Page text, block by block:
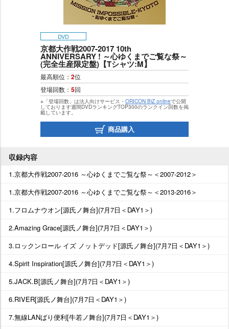
DVD
京都大作戦2007-2017 10th
ANNIVERSARY ! ～心ゆくまでご覧な祭～
(完全生産限定盤)【Tシャツ:M】
最高順位： 2位
登場回数： 5回
※「登場回数」は法人向けサービス・ ORICON BiZ onlineで公開
しております週間DVDランキングTOP300のランクイン回数を掲
載しています。
商品購入
収録内容
1.京都大作戦2007-2016 ～心ゆくまでご覧な祭～＜2007-2012＞
1.京都大作戦2007-2016 ～心ゆくまでご覧な祭～＜2013-2016＞
1.フロムナウオン[源氏ノ舞台](7月7日＜DAY1＞)
2.Amazing Grace[源氏ノ舞台](7月7日＜DAY1＞)
3.ロックンロール イズ ノットデッド[源氏ノ舞台](7月7日＜DAY1＞)
4.Spirit Inspiration[源氏ノ舞台](7月7日＜DAY1＞)
5.JACK.B[源氏ノ舞台](7月7日＜DAY1＞)
6.RIVER[源氏ノ舞台](7月7日＜DAY1＞)
7.無線LANばり便利[牛若ノ舞台](7月7日＜DAY1＞)